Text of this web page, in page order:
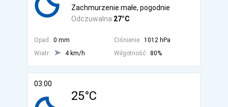
Odczuwalna 27°C
Zachmurzenie małe, pogodnie
Opad: 0 mm Ciśnienie: 1012 hPa
Wiatr:
4 km/h Wilgotność: 80%
03:00
25°C